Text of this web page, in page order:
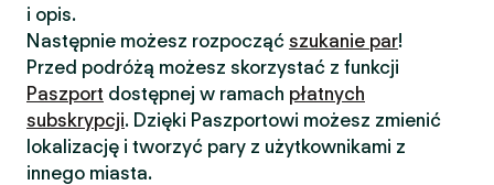
i opis.
Następnie możesz rozpocząć szukanie par!
Przed podróżą możesz skorzystać z funkcji
Paszport dostępnej w ramach płatnych
subskrypcji. Dzięki Paszportowi możesz zmienić
lokalizację i tworzyć pary z użytkownikami z
innego miasta.